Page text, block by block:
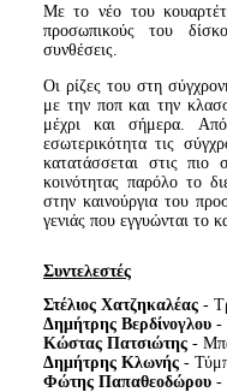
Με το νέο του
προσωπικούς του
συνθέσεις.
Οι ρίζες του στη
με την ποπ και την
μέχρι και σήμερα.
εσωτερικότητα τις
κατατάσσεται στις πιο
κοινότητας παρόλο το
στην καινούργια του
γενιάς που εγγυώνται το
Συντελεστές
Στέλιος Χατζηκαλέας-
Δημήτρης Βερδίνογλου-
Κώστας Πατσιώτης-
Δημήτρης Κλωνής-
Φώτης Παπαθεοδώρου-